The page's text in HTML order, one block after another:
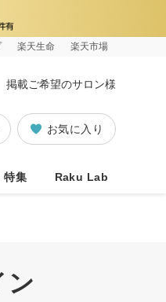
楽天生命 楽天市場
掲載ご希望のサロン様
お気に入り
特集 Raku Lab
ン